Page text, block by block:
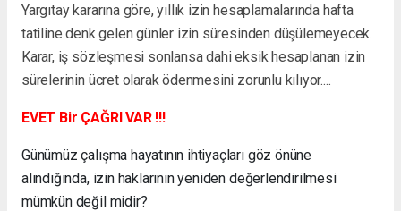
Yargıtay kararına göre, yıllık izin hesaplamalarında hafta
tatiline denk gelen günler izin süresinden düşülemeyecek.
Karar, iş sözleşmesi sonlansa dahi eksik hesaplanan izin
sürelerinin ücret olarak ödenmesini zorunlu kılıyor....
EVET Bir ÇAĞRI VAR !!!
Günümüz çalışma hayatının ihtiyaçları göz önüne
alındığında, izin haklarının yeniden değerlendirilmesi
mümkün değil midir?